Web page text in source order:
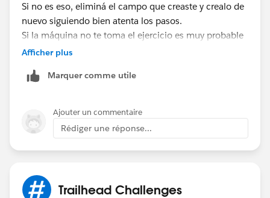
Si no es eso, eliminá el campo que creaste y crealo de
nuevo siguiendo bien atenta los pasos.
Si la máquina no te toma el ejercicio es muy probable
que algo hiciste mal.
Afficher plus
Marquer comme utile
Ajouter un commentaire
Rédiger une réponse...
Trailhead Challenges